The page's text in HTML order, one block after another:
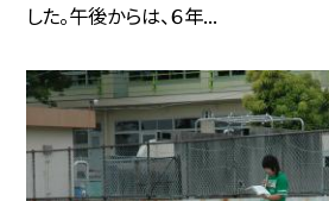
した。午後からは、６年...